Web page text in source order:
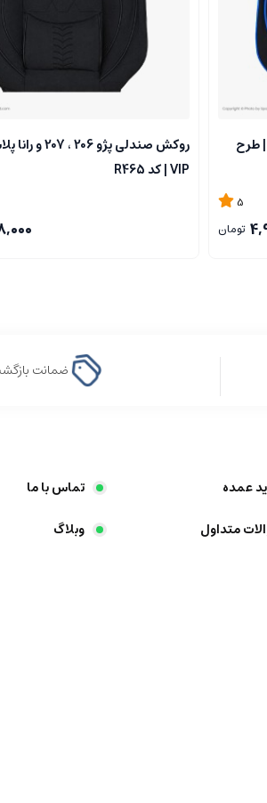
پلاس | طرح
5
تومان
روکش صندلی پژو
VIP | کد R465
ضمانت
عمده
تماس با ما
متداول وبلاگ